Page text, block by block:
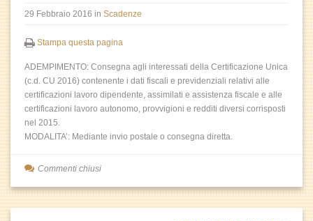
29 Febbraio 2016 in Scadenze
Stampa questa pagina
ADEMPIMENTO: Consegna agli interessati della Certificazione Unica
(c.d. CU 2016) contenente i dati fiscali e previdenziali relativi alle
certificazioni lavoro dipendente, assimilati e assistenza fiscale e alle
certificazioni lavoro autonomo, provvigioni e redditi diversi corrisposti
nel 2015.
MODALITA’: Mediante invio postale o consegna diretta.
Commenti chiusi